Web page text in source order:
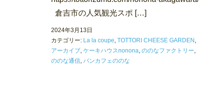
倉吉市の人気観光スポ […]
2024年3月13日
カテゴリー: La la coupe, TOTTORI CHEESE GARDEN ,
アーカイブ, ケーキハウスnonona, ののなファクトリー,
ののな通信, パンカフェののな